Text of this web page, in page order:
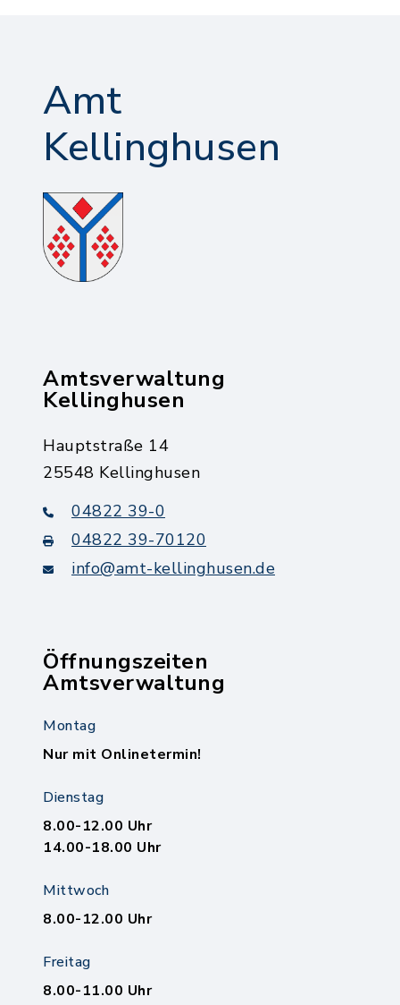
Amt
Kellinghusen
Amtsverwaltung
Kellinghusen
Hauptstraße 14
25548 Kellinghusen
04822 39-0
04822 39-70120
info@amt-kellinghusen.de
Öffnungszeiten
Amtsverwaltung
Montag
Nur mit Onlinetermin!
Dienstag
8.00-12.00 Uhr
14.00-18.00 Uhr
Mittwoch
8.00-12.00 Uhr
Freitag
8.00-11.00 Uhr